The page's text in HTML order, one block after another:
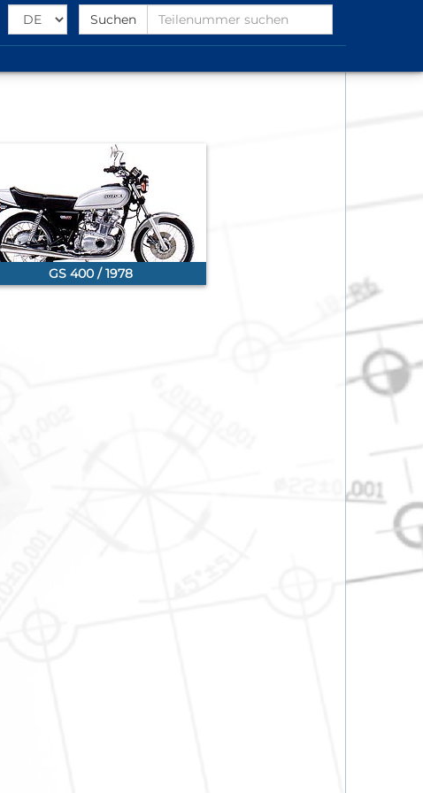
Select
Language
Partnumber
Suchen
GS 400 / 1978